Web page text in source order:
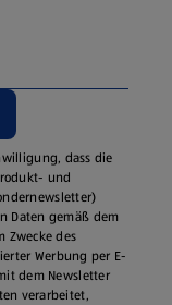
dass die
und
Daten gemäß dem
Zwecke des
Werbung per E-
dem Newsletter
verarbeitet,